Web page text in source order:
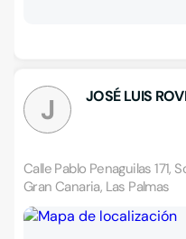
J JOSÉ LUIS
Calle Pablo Penaguilas 171,
Gran Canaria, Las Palmas